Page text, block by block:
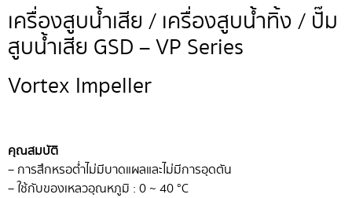
เครื่องสูบน้ำเสีย / เครื่องสูบน้ำทิ้ง / ปั๊ม
สูบน้ำเสีย GSD – VP Series
Vortex Impeller
คุณสมบัติ
– การสึกหรอต่ำไม่มีบาดแผลและไม่มีการอุดตัน
– ใช้กับของเหลวอุณหภูมิ : 0 ~ 40 °C